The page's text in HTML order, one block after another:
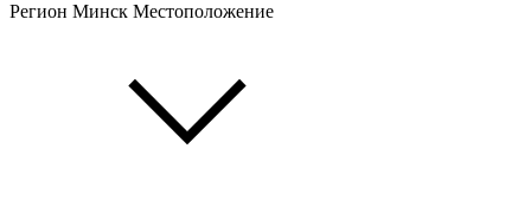
Регион Минск Местоположение